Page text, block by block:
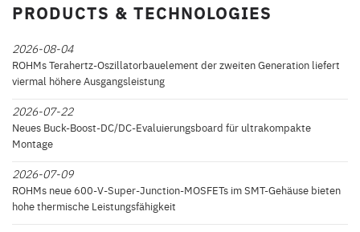
PRODUCTS & TECHNOLOGIES
2026-08-04
ROHMs Terahertz-Oszillatorbauelement der zweiten Generation liefert
viermal höhere Ausgangsleistung
2026-07-22
Neues Buck-Boost-DC/DC-Evaluierungsboard für ultrakompakte
Montage
2026-07-09
ROHMs neue 600-V-Super-Junction-MOSFETs im SMT-Gehäuse bieten
hohe thermische Leistungsfähigkeit